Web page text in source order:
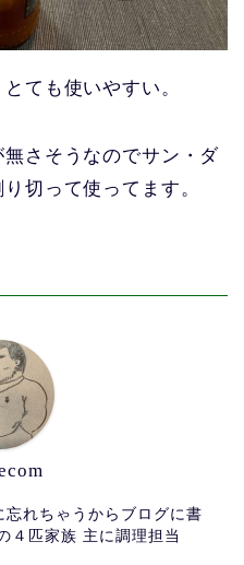
ても使いやすい。
さそうなのでサン・ダ
切って使ってます。
れちゃうからブログに書
４匹家族 主に調理担当